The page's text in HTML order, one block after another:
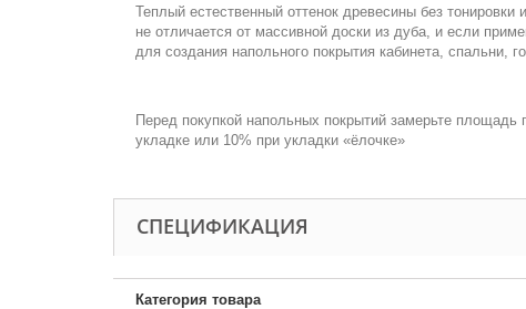
Теплый естественный оттенок древесины без
не отличается от массивной доски из дуба, и если
для создания напольного покрытия кабинета, спальни,
Перед покупкой напольных покрытий замерьте
укладке или 10% при укладки «ёлочке»
CПЕЦИФИКАЦИЯ
Категория товара